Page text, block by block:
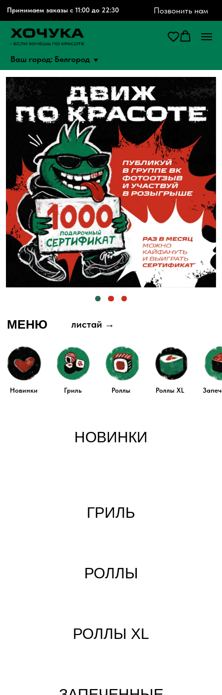
Принимаем заказы с 11:00 до 22:30 Позвонить нам
Ваш город: Белгород
МЕНЮ листай →
Роллы XL Запеченные Black
Роллы
Гриль
НОВИНКИ
ГРИЛЬ
РОЛЛЫ
РОЛЛЫ XL